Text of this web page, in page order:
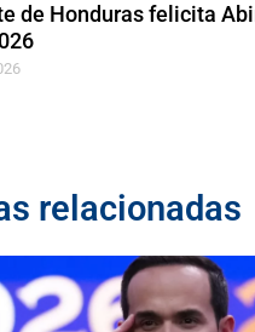
de Honduras felicita
relacionadas